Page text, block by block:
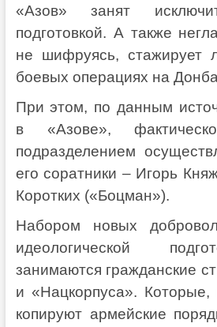
«Азов» занят
подготовкой. А также
не шифруясь, стажирует
боевых операциях на
При этом, по данным
в «Азове»,
подразделением
его соратники – Игорь
Коротких («Боцман»).
Набором новых
идеологической
занимаются гражданские
и «Нацкорпуса».
копируют армейские